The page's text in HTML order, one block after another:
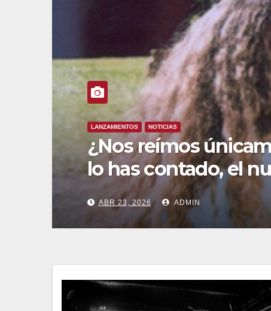
CONCIERTOS NOTICIAS
LOS MEJÍAS
comuneros en
ABR 22, 2026 ADMIN